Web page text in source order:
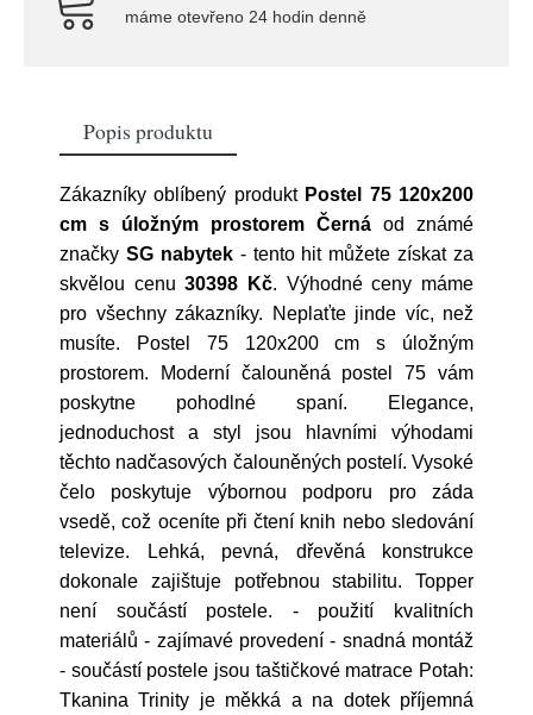
máme otevřeno 24 hodin denně
Popis produktu
Zákazníky oblíbený produkt Postel 75 120x200
cm s úložným prostorem Černá od známé
značky SG nabytek- tento hit můžete získat za
skvělou cenu30398 Kč. Výhodné ceny máme
pro všechny zákazníky. Neplaťte jinde víc, než
musíte. Postel 75 120x200 cm s úložným
prostorem. Moderní čalouněná postel 75 vám
poskytne pohodlné spaní. Elegance,
jednoduchost a styl jsou hlavními výhodami
těchto nadčasových čalouněných postelí. Vysoké
čelo poskytuje výbornou podporu pro záda
vsedě, což oceníte při čtení knih nebo sledování
televize. Lehká, pevná, dřevěná konstrukce
dokonale zajištuje potřebnou stabilitu. Topper
není součástí postele. - použití kvalitních
materiálů - zajímavé provedení - snadná montáž
- součástí postele jsou taštičkové matrace Potah:
Tkanina Trinity je měkká a na dotek příjemná